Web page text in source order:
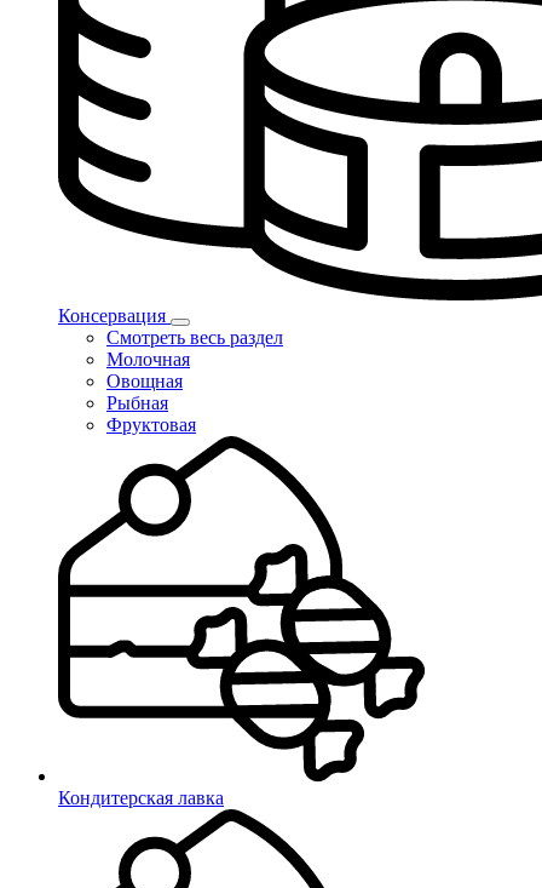
Консервация
Смотреть весь раздел
Молочная
Овощная
Рыбная
Фруктовая
Кондитерская лавка